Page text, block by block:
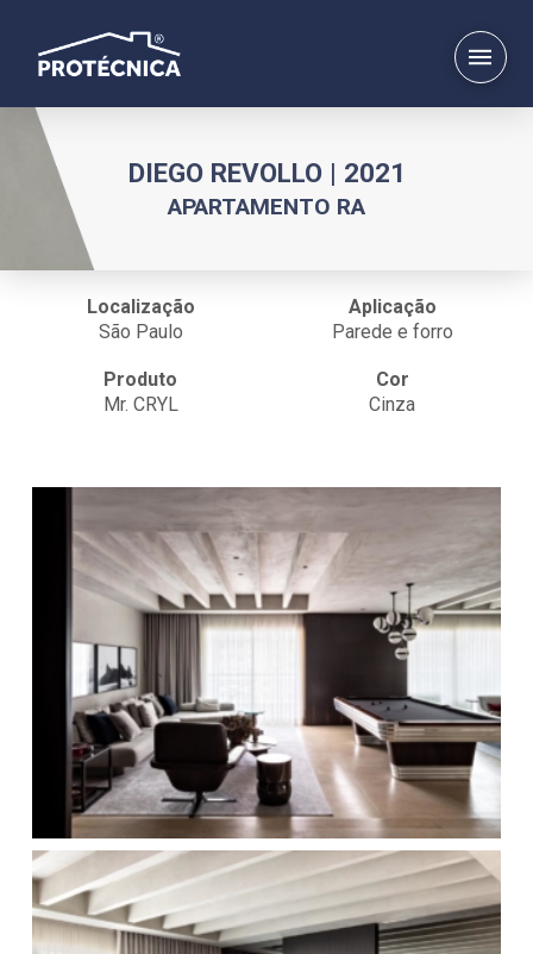
DIEGO REVOLLO | 2021
APARTAMENTO RA
Localização
São Paulo
Aplicação
Parede e forro
Produto
Mr. CRYL
Cor
Cinza